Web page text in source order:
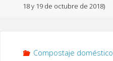
18 y 19 de octubre de 2018)
Compostaje doméstico